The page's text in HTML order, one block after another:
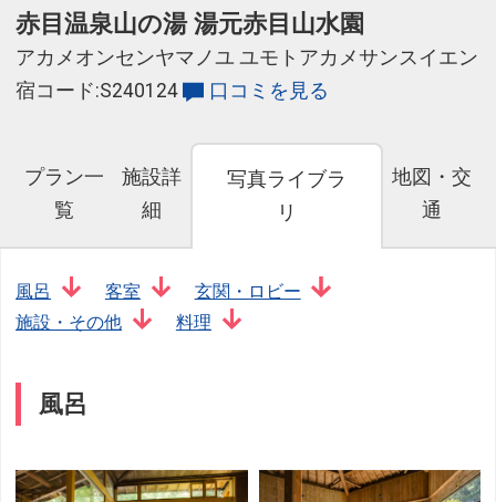
赤目温泉山の湯 湯元赤目山水園
アカメオンセンヤマノユ ユモトアカメサンスイエン
宿コード:S240124
口コミを見る
プラン一
覧
施設詳
細
写真ライブラ
リ
地図・交
通
風呂 客室
玄関・ロビー
施設・その他
料理
風呂